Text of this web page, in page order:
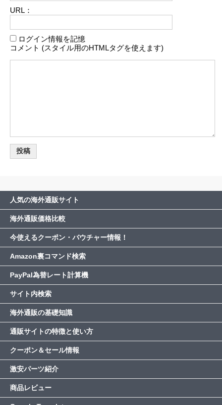
URL：
ログイン情報を記憶
コメント (スタイル用のHTMLタグを使えます)
人気の海外通販サイト
海外通販価格比較
今使えるクーポン・バウチャー情報！
Amazon裏コマンド検索
PayPal為替レート計算機
サイト内検索
海外通販の基礎知識
通販サイトの特徴と使い方
クーポン＆セール情報
激安パーツ紹介
商品レビュー